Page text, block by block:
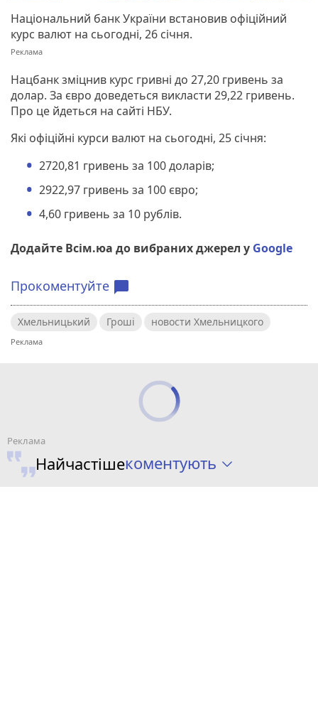
Національний банк України встановив офіційний
курс валют на сьогодні, 26 січня.
Нацбанк зміцнив курс гривні до 27,20 гривень за
долар. За євро доведеться викласти 29,22 гривень.
Про це йдеться на сайті НБУ.
Які офіційні курси валют на сьогодні, 25 січня:
2720,81 гривень за 100 доларів;
2922,97 гривень за 100 євро;
4,60 гривень за 10 рублів.
Додайте Всім.юа до вибраних джерел у Google
Прокоментуйте chat_bubble
Хмельницький Гроші новости Хмельницкого
Найчастішекоментують